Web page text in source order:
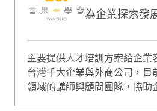
為企業探索發
主要提供人才培訓方案給企業
台灣千大企業與外商公司，目
領域的講師與顧問團隊，協助